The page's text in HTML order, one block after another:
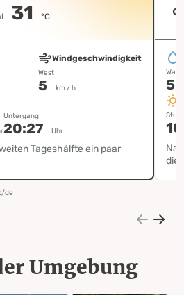
31 °C
Windgeschwindigkeit
West
5 km / h
Untergang
20:27 Uhr
Tageshälfte ein paar
die
de
Umgebung